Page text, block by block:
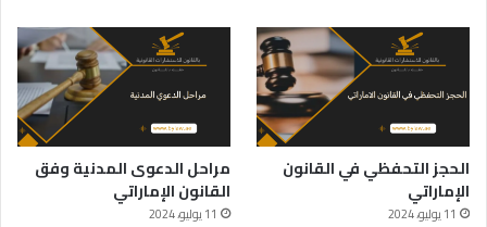
الحجز التحفظي في القانون
الإماراتي
11 يوليو، 2024
مراحل الدعوى المدنية وفق
القانون الإماراتي
11 يوليو، 2024